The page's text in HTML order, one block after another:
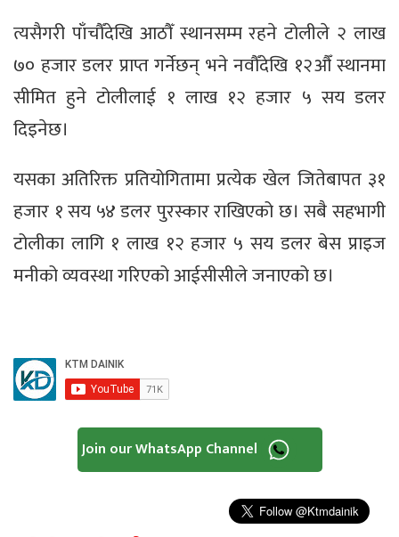
त्यसैगरी पाँचौँदेखि आठौँ स्थानसम्म रहने टोलीले २ लाख
७० हजार डलर प्राप्त गर्नेछन् भने नवौँदेखि १२औँ स्थानमा
सीमित हुने टोलीलाई १ लाख १२ हजार ५ सय डलर
दिइनेछ।
यसका अतिरिक्त प्रतियोगितामा प्रत्येक खेल जितेबापत ३१
हजार १ सय ५४ डलर पुरस्कार राखिएको छ। सबै सहभागी
टोलीका लागि १ लाख १२ हजार ५ सय डलर बेस प्राइज
मनीको व्यवस्था गरिएको आईसीसीले जनाएको छ।
Join our WhatsApp Channel